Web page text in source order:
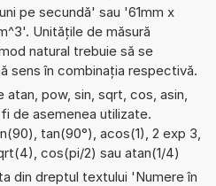
pe secundă' sau '61mm x
Unitățile de măsură
natural trebuie să se
sens în combinația respectivă.
pow, sin, sqrt, cos, asin,
de asemenea utilizate.
tan(90°), acos(1), 2 exp 3,
cos(pi/2) sau atan(1/4)
din dreptul textului 'Numere în